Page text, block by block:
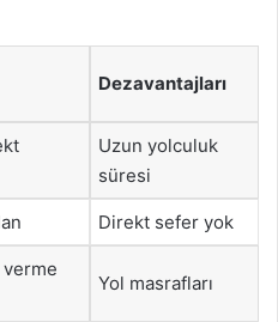
Dezavantajları
Uzun yolculuk
süresi
Direkt sefer yok
Yol masrafları